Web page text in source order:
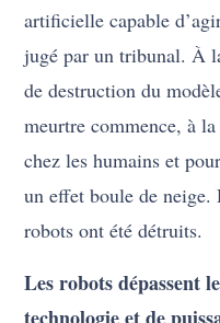
artificielle capable
jugé par un tribunal. À
de destruction du
meurtre commence, à
chez les humains et
un effet boule de
robots ont été détruits.
Les robots dépassent